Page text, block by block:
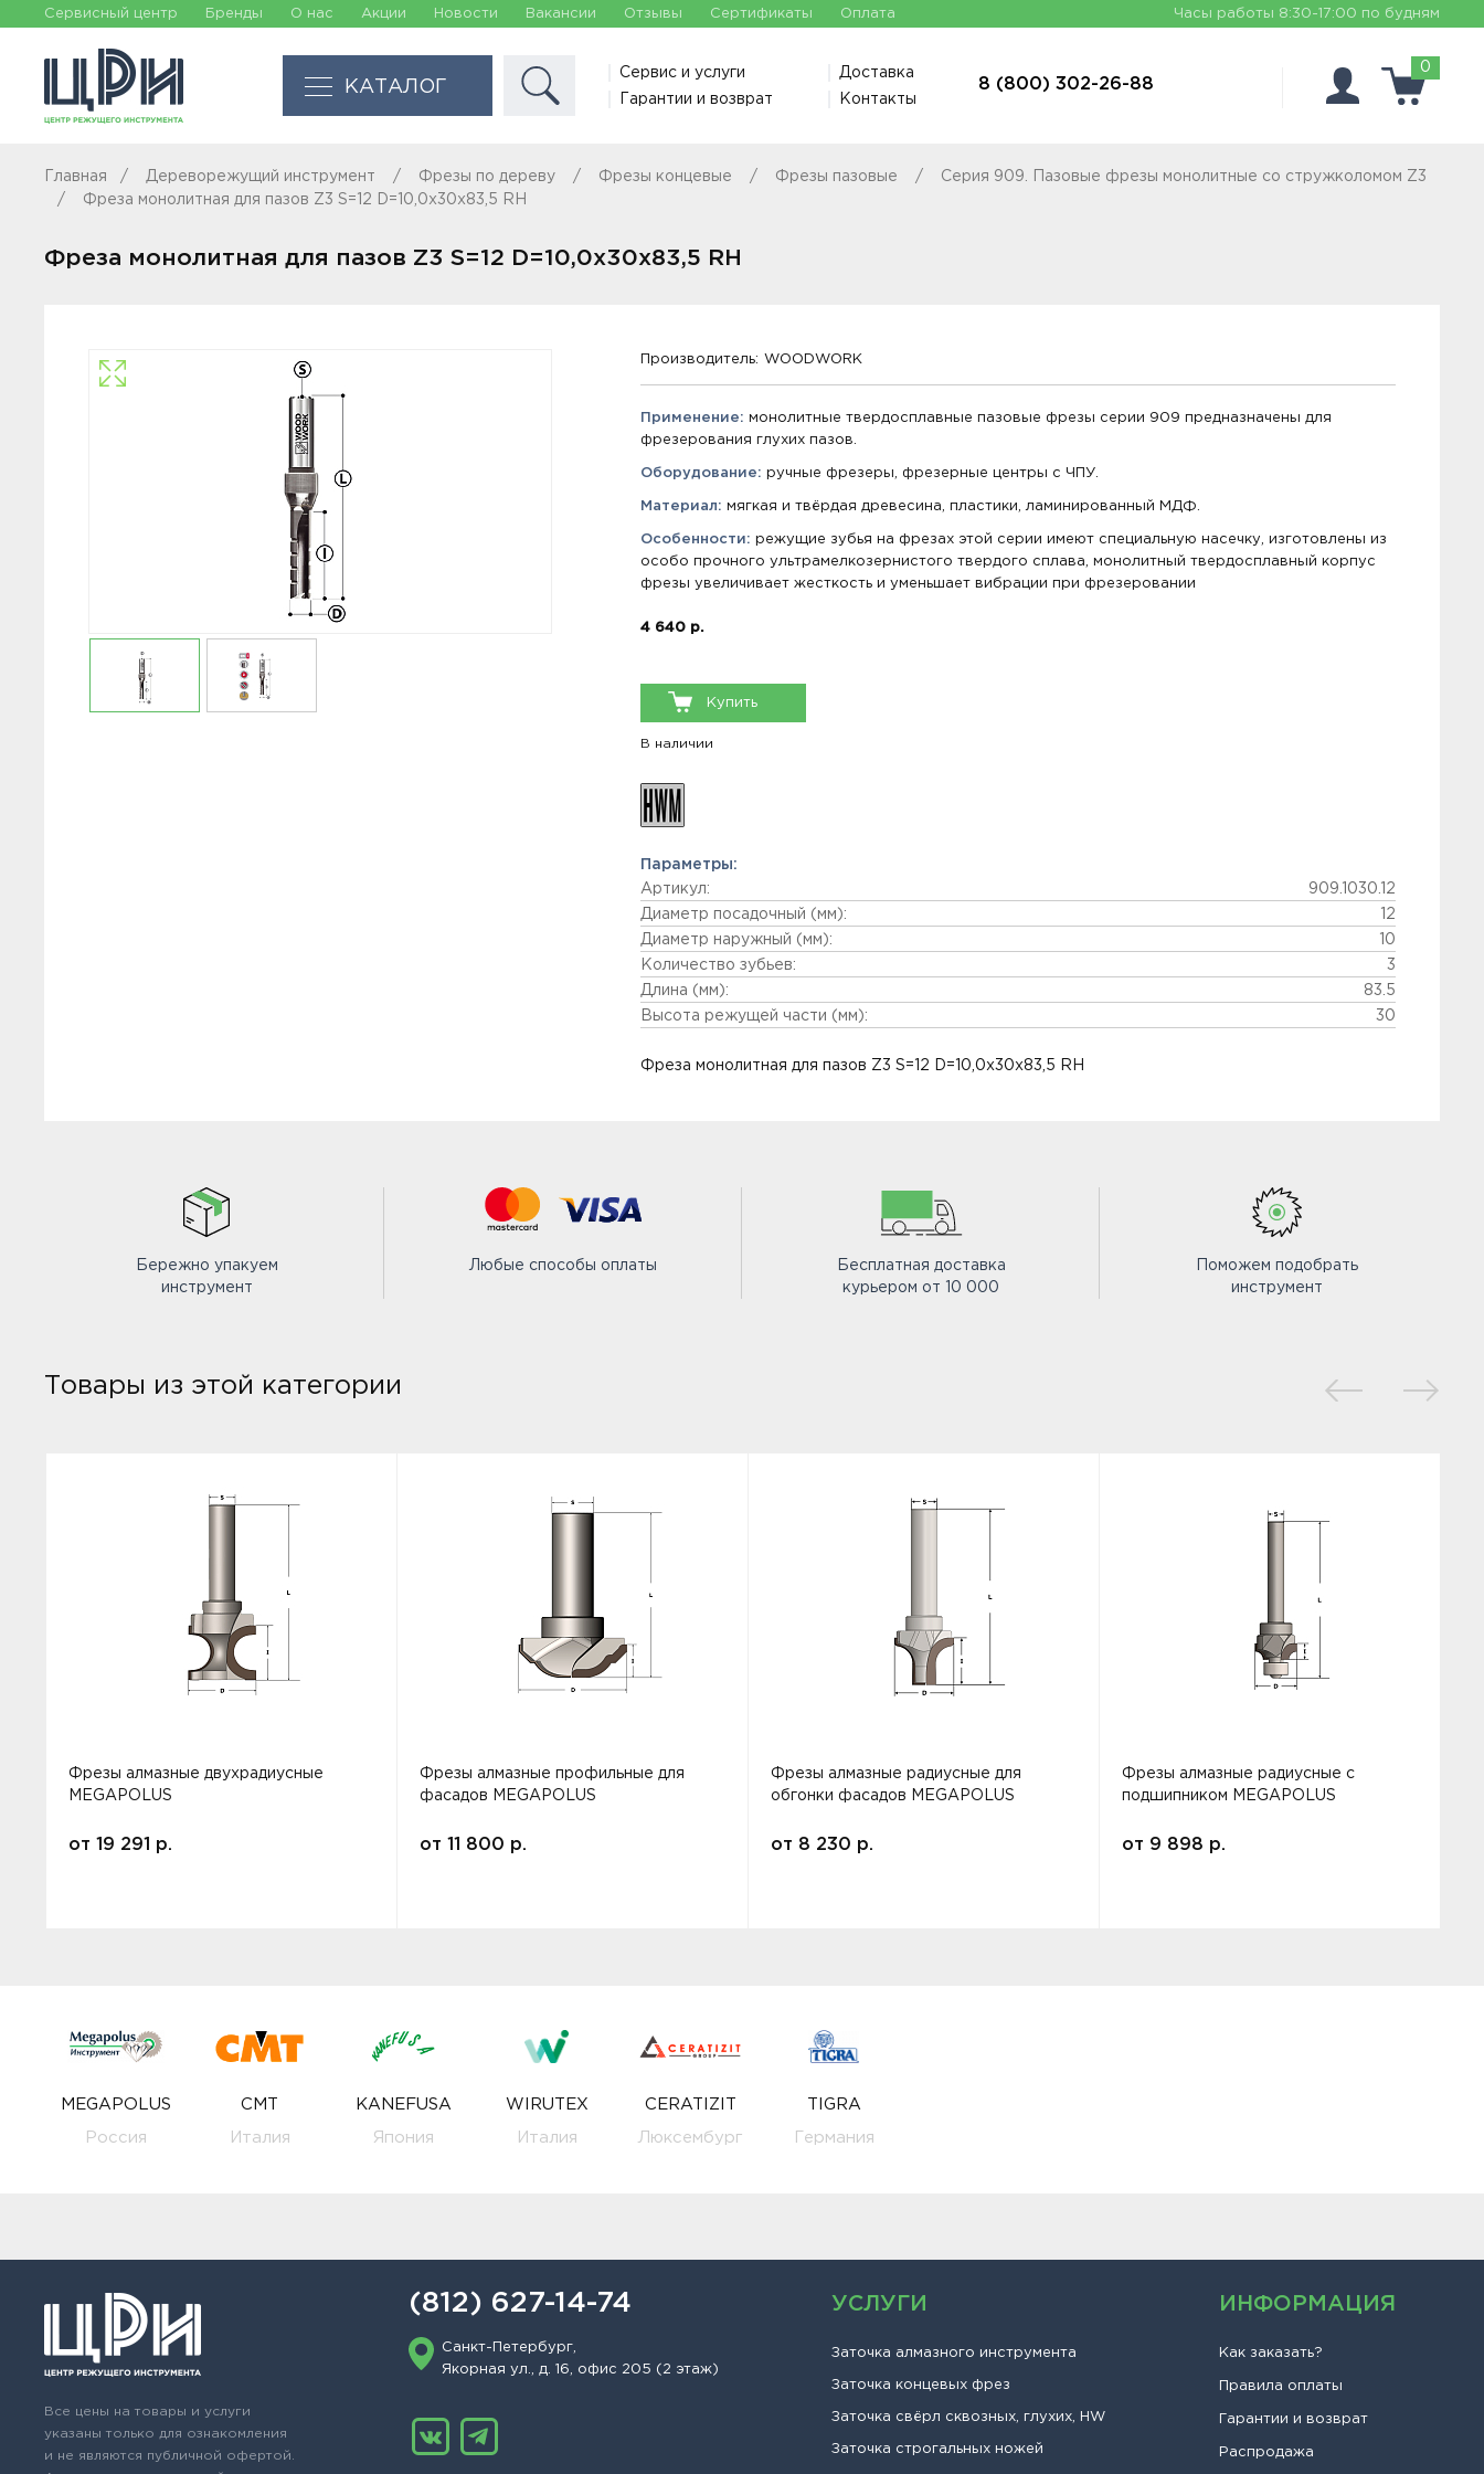
Сервисный центр Бренды О нас Акции Новости Вакансии Отзывы Сертификаты Оплата Часы работы 8:30-17:00 по будням
КАТАЛОГ
Сервис и услуги
Гарантии и возврат
Доставка
Контакты
8 (800) 302-26-88
0
Главная Дереворежущий инструмент Фрезы по дереву Фрезы концевые Фрезы пазовые
Серия 909. Пазовые фрезы монолитные со стружколомом Z3
Фреза монолитная для пазов Z3 S=12 D=10,0x30x83,5 RH
Фреза монолитная для пазов Z3 S=12 D=10,0x30x83,5 RH
Производитель: WOODWORK
Применение: монолитные твердосплавные пазовые фрезы серии 909 предназначены для
фрезерования глухих пазов.
Оборудование: ручные фрезеры, фрезерные центры с ЧПУ.
Материал: мягкая и твёрдая древесина, пластики, ламинированный МДФ.
Особенности: режущие зубья на фрезах этой серии имеют специальную насечку, изготовлены из
особо прочного ультрамелкозернистого твердого сплава, монолитный твердосплавный корпус
фрезы увеличивает жесткость и уменьшает вибрации при фрезеровании
4 640 р.
Купить
В наличии
Параметры:
Артикул:
909.1030.12
Диаметр посадочный (мм):
12
Диаметр наружный (мм):
10
Количество зубьев:
3
Длина (мм):
83.5
Высота режущей части (мм):
30
Фреза монолитная для пазов Z3 S=12 D=10,0x30x83,5 RH
Бережно упакуем
инструмент
Любые способы оплаты
Бесплатная доставка
курьером от 10 000
Поможем подобрать
инструмент
Товары из этой категории
Фрезы алмазные двухрадиусные
MEGAPOLUS
от 19 291 р.
Фрезы алмазные профильные для
фасадов MEGAPOLUS
от 11 800 р.
Фрезы алмазные радиусные для
обгонки фасадов MEGAPOLUS
от 8 230 р.
Фрезы алмазные радиусные с
подшипником MEGAPOLUS
от 9 898 р.
MEGAPOLUS
Россия
CMT
Италия
KANEFUSA
Япония
WIRUTEX
Италия
CERATIZIT
Люксембург
TIGRA
Германия
Все цены на товары и услуги
указаны только для ознакомления
и не являются публичной офертой.
(812) 627-14-74
Санкт-Петербург,
Якорная ул., д. 16, офис 205 (2 этаж)
УСЛУГИ
Заточка алмазного инструмента
Заточка концевых фрез
Заточка свёрл сквозных, глухих, HW
Заточка строгальных ножей
ИНФОРМАЦИЯ
Как заказать?
Правила оплаты
Гарантии и возврат
Распродажа